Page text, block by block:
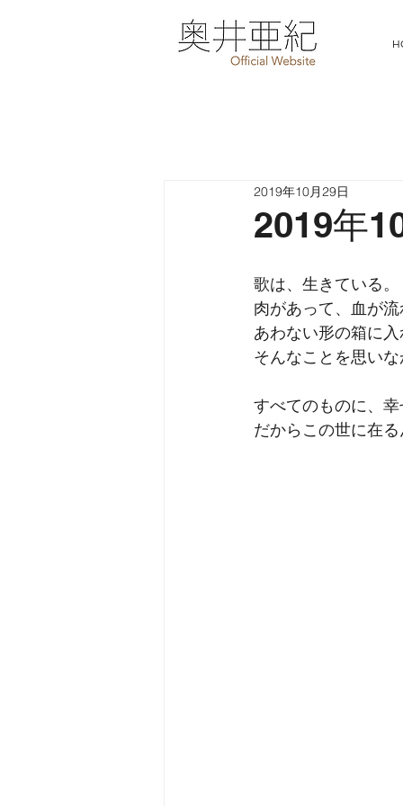
2019年
2019年10月29日
歌は、生きている。
肉があって、血が
あわない形の箱に
そんなことを思い
すべてのものに、
だからこの世に在